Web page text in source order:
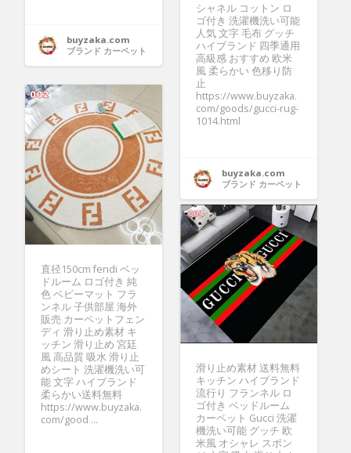
buyzaka.com
ブランド カーペット
シャネル コットン ロ
ゴ付き 洗濯機洗い可能
人気 文字 毛布 グッチ
ハイブランド 四季通用
高級感 おすすめ 欧米
風 柔らかい 色移り防
止
https://www.buyzaka.
com/goods/gucci-rug-
1014.html
buyzaka.com
ブランド カーペット
直径150cm fendi ベッ
ドルーム ロゴ付き 純
色 ベビーマット フラ
ンネル 子供部屋 海外
販売 カーペットフェン
ディ 滑り止め素材 キ
ッチン 滑り止め 宮廷
風 高品質 吸水 滑り止
めシート 洗濯機洗い可
能 文字 ハイブランド
柔らかい送料無料
https://www.buyzaka.
com/good ...
滑り止め素材 送料無料
キッチン ハイブランド
流行り フランネル ロ
ゴ付き ベッドルーム
カーペット Gucci 洗濯
機洗い可能 グッチ 欧
米風 オシャレ スポン